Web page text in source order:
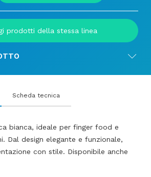
prodotti della stessa linea
bianca, ideale per finger food e
Dal design elegante e funzionale,
con stile. Disponibile anche
Scheda tecnica